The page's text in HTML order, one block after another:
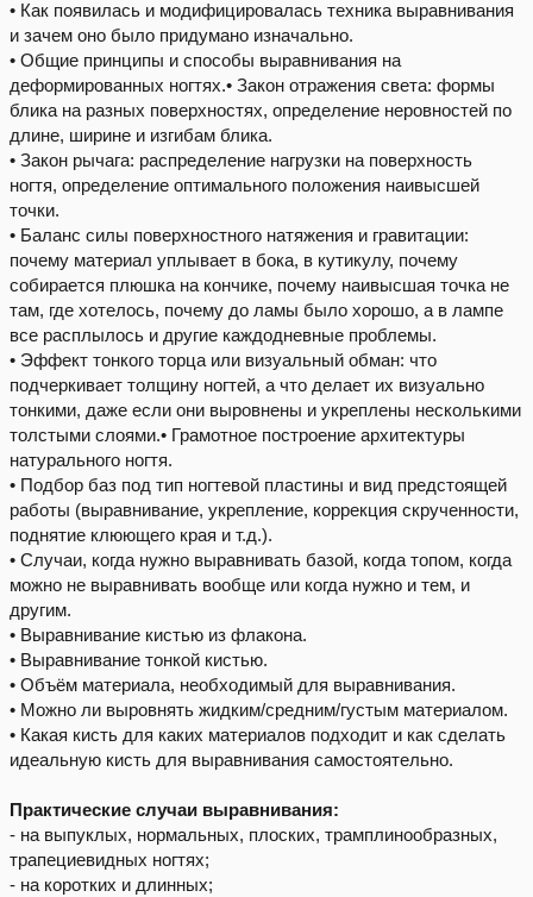
• Как появилась и модифицировалась техника выравнивания
и зачем оно было придумано изначально.
• Общие принципы и способы выравнивания на
деформированных ногтях.• Закон отражения света: формы
блика на разных поверхностях, определение неровностей по
длине, ширине и изгибам блика.
• Закон рычага: распределение нагрузки на поверхность
ногтя, определение оптимального положения наивысшей
точки.
• Баланс силы поверхностного натяжения и гравитации:
почему материал уплывает в бока, в кутикулу, почему
собирается плюшка на кончике, почему наивысшая точка не
там, где хотелось, почему до ламы было хорошо, а в лампе
все расплылось и другие каждодневные проблемы.
• Эффект тонкого торца или визуальный обман: что
подчеркивает толщину ногтей, а что делает их визуально
тонкими, даже если они выровнены и укреплены несколькими
толстыми слоями.• Грамотное построение архитектуры
натурального ногтя.
• Подбор баз под тип ногтевой пластины и вид предстоящей
работы (выравнивание, укрепление, коррекция скрученности,
поднятие клюющего края и т.д.).
• Случаи, когда нужно выравнивать базой, когда топом, когда
можно не выравнивать вообще или когда нужно и тем, и
другим.
• Выравнивание кистью из флакона.
• Выравнивание тонкой кистью.
• Объём материала, необходимый для выравнивания.
• Можно ли выровнять жидким/средним/густым материалом.
• Какая кисть для каких материалов подходит и как сделать
идеальную кисть для выравнивания самостоятельно.
Практические случаи выравнивания:
- на выпуклых, нормальных, плоских, трамплинообразных,
трапециевидных ногтях;
- на коротких и длинных;